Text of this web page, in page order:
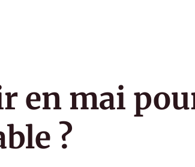
en mai
?